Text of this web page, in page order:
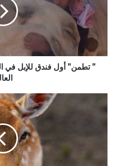
" تطمن" أول فندق للإبل في